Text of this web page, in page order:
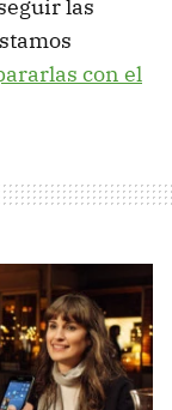
las
con el